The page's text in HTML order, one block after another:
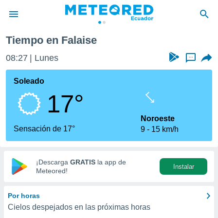
de
ha
calidad.
a este
las
y
digital
basada
Tiempo en Falaise
08:27 Lunes ...
Soleado
17°
Sensación de 17°
Noroeste
9
15 km/h
¡Descarga GRATIS la app de
Meteored!
Instalar
Por horas
Cielos despejados en las próximas horas